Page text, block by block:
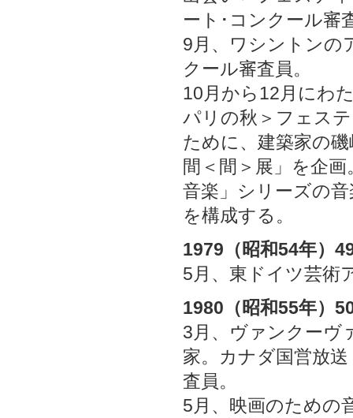
ート･コンクール審
9月、ワシントンの
クール審査員。
10月から12月にわ
パリの秋＞フェス
ために、建築家の
間＜間＞展」を企
音楽」シリーズの
を構成する。
1979（昭和54年）
5月、東ドイツ芸術
1980（昭和55年）
3月、ヴァンクーヴ
家。カナダ国営放
査員。
5月、映画のための